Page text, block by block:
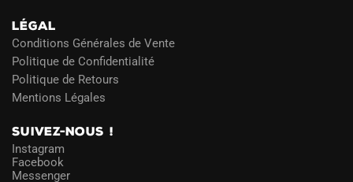
LÉGAL
Conditions Générales de Vente
Politique de Confidentialité
Politique de Retours
Mentions Légales
SUIVEZ-NOUS !
Instagram
Facebook
Messenger